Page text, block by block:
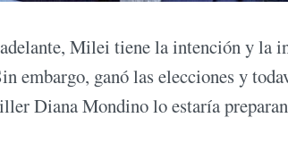
Milei tiene la intención y la
embargo, ganó las elecciones y
Diana Mondino lo estaría